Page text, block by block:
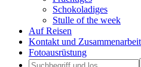
Schokoladiges
Stulle of the week
Auf Reisen
Kontakt und Zusammenarbeit
Fotoausrüstung